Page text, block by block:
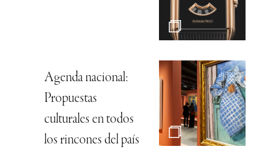
Agenda nacional:
Propuestas
culturales en todos
los rincones del país